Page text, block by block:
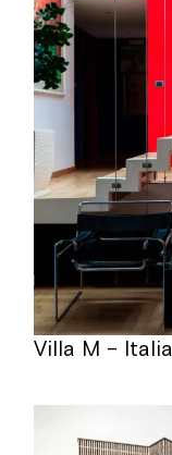
Villa M – Italia